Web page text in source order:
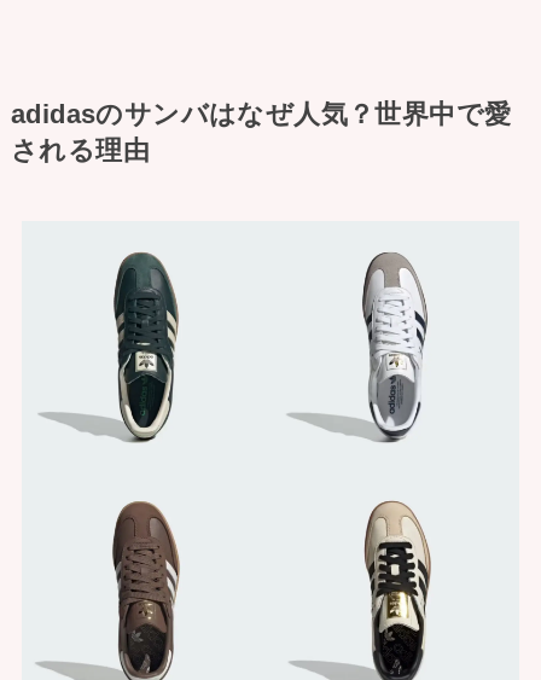
adidasのサンバはなぜ人気？世界中で愛
される理由